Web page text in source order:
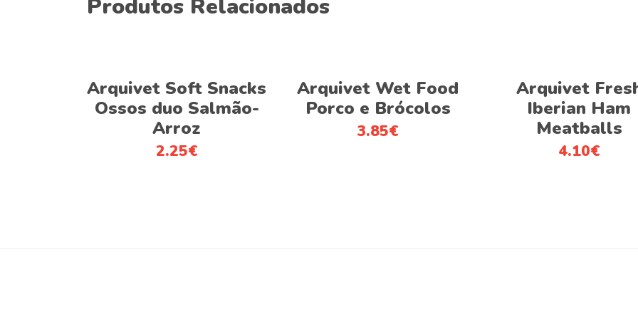
Produtos Relacionados
Adicionar
Arquivet Soft Snacks
Ossos duo Salmão-
Arroz
2.25€
Adicionar
Arquivet Wet Food
Porco e Brócolos
3.85€
Adicionar
Arquivet
Iberian Ham
Meatballs
4.10€